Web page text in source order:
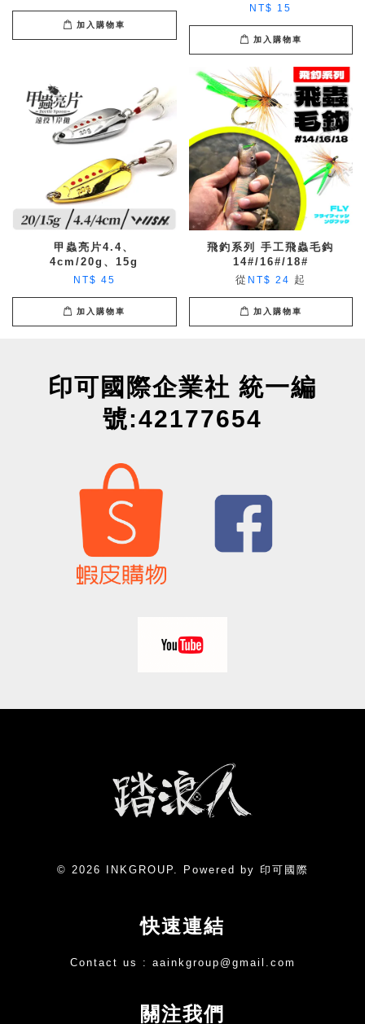
加入購物車
NT$ 15
加入購物車
甲蟲亮片4.4、
4cm/20g、15g
NT$ 45
加入購物車
飛釣系列 手工飛蟲毛鈎
14#/16#/18#
從 NT$ 24 起
加入購物車
印可國際企業社 統一編
號:42177654
© 2026 INKGROUP. Powered by 印可國際
快速連結
Contact us : aainkgroup@gmail.com
關注我們